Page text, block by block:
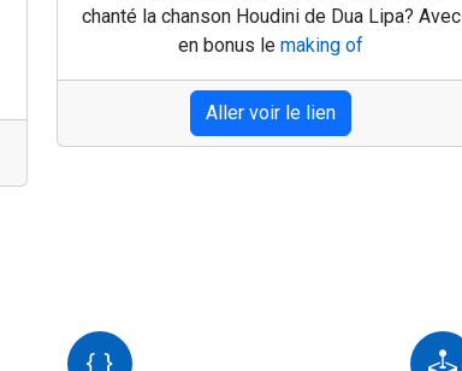
chanté la chanson Houdini de Dua Lipa? Avec
en bonus le making of
Aller voir le lien